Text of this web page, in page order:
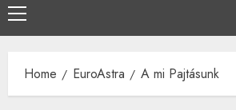
Primary
Menu
Home EuroAstra A mi Pajtásunk